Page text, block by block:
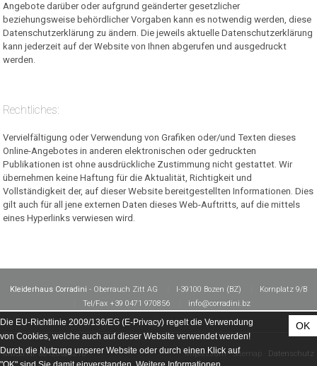
Angebote darüber oder aufgrund geänderter gesetzlicher
beziehungsweise behördlicher Vorgaben kann es notwendig werden, diese
Datenschutzerklärung zu ändern. Die jeweils aktuelle Datenschutzerklärung
kann jederzeit auf der Website von Ihnen abgerufen und ausgedruckt
werden.
Rechtliches:
Vervielfältigung oder Verwendung von Grafiken oder/und Texten dieses
Online-Angebotes in anderen elektronischen oder gedruckten
Publikationen ist ohne ausdrückliche Zustimmung nicht gestattet. Wir
übernehmen keine Haftung für die Aktualität, Richtigkeit und
Vollständigkeit der, auf dieser Website bereitgestellten Informationen. Dies
gilt auch für all jene externen Daten dieses Web-Auftritts, auf die mittels
eines Hyperlinks verwiesen wird.
Kleiderhaus Corradini - Oberrauch Zitt AG I-39100 Bozen (BZ)
Kornplatz 9/B
Tel/Fax +39 0471 970856 info@corradini.bz
MwStr.Nr. 00120620216 Impressum ·Sitemap Datenschutz
Die EU-Richtlinie 2009/136/EG (E-Privacy) regelt die Verwendung
von Cookies, welche auch auf dieser Website verwendet werden!
Durch die Nutzung unserer Website oder durch einen Klick auf
OK